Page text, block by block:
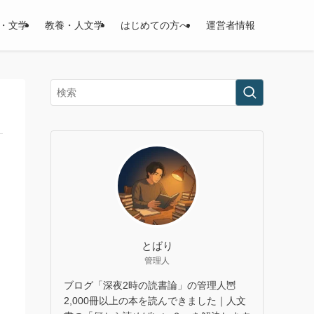
文学 教養・人文学 はじめての方へ 運営者情報
とばり
管理人
ブログ「深夜2時の読書論」の管理人🦉
2,000冊以上の本を読んできました｜人文